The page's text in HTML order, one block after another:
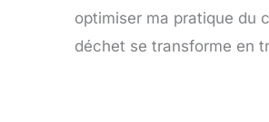
optimiser ma pratique du
déchet se transforme en